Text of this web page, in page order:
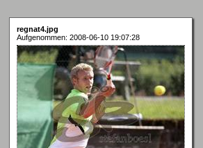
regnat4.jpg
Aufgenommen: 2008-06-10 19:07:28